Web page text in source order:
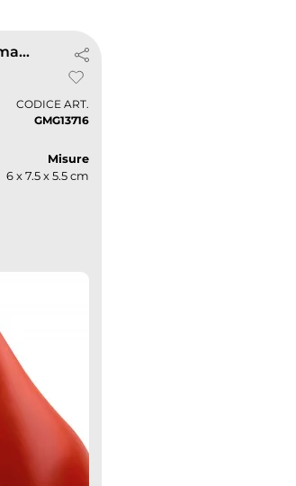
Antistress a forma di goccia
CODICE ART.
GMG13716
Misure
6 x 7.5 x 5.5 cm